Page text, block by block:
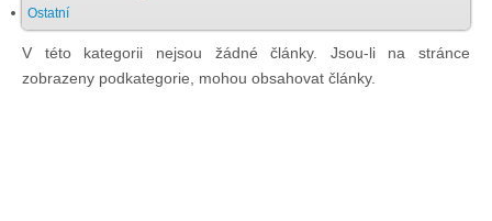
Kdo jsme
Zveme vás mezi nás
Ostatní
V této kategorii nejsou žádné články. Jsou-li na stránce
zobrazeny podkategorie, mohou obsahovat články.